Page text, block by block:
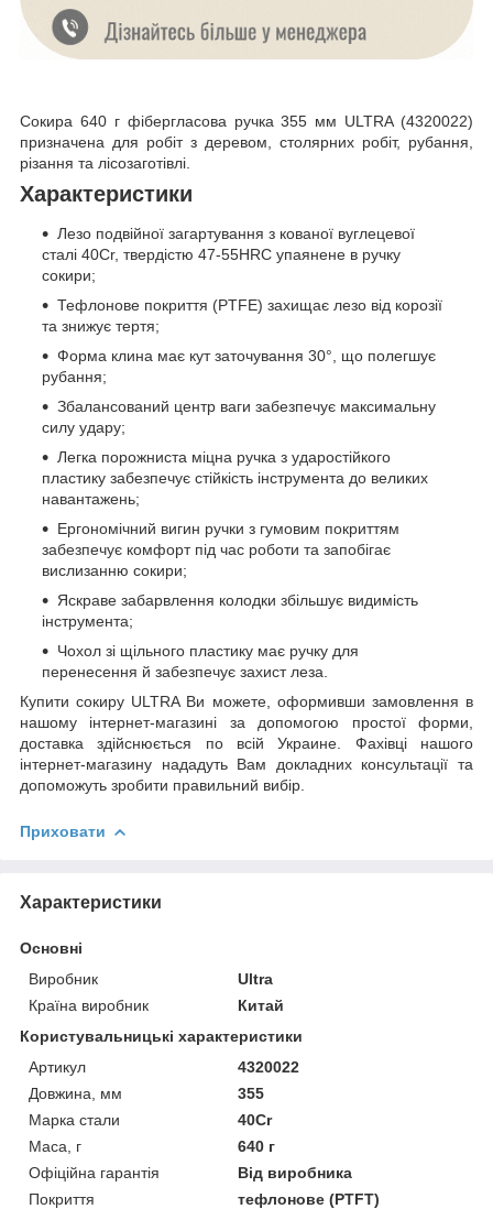
Сокира 640 г фібергласова ручка 355 мм ULTRA (4320022)
призначена для робіт з деревом, столярних робіт, рубання,
різання та лісозаготівлі.
Характеристики
Лезо подвійної загартування з кованої вуглецевої
сталі 40Cr, твердістю 47-55HRC упаянене в ручку
сокири;
Тефлонове покриття (PTFE) захищає лезо від корозії
та знижує тертя;
Форма клина має кут заточування 30°, що полегшує
рубання;
Збалансований центр ваги забезпечує максимальну
силу удару;
Легка порожниста міцна ручка з ударостійкого
пластику забезпечує стійкість інструмента до великих
навантажень;
Ергономічний вигин ручки з гумовим покриттям
забезпечує комфорт під час роботи та запобігає
вислизанню сокири;
Яскраве забарвлення колодки збільшує видимість
інструмента;
Чохол зі щільного пластику має ручку для
перенесення й забезпечує захист леза.
Купити сокиру ULTRA Ви можете, оформивши замовлення в
нашому інтернет-магазині за допомогою простої форми,
доставка здійснюється по всій Украине. Фахівці нашого
інтернет-магазину нададуть Вам докладних консультації та
допоможуть зробити правильний вибір.
Приховати
Характеристики
Основні
Виробник
Ultra
Країна виробник
Китай
Користувальницькі характеристики
Артикул
4320022
Довжина, мм
355
Марка стали
40Cr
Маса, г
640 г
Офіційна гарантія
Від виробника
Покриття
тефлонове (PTFT)